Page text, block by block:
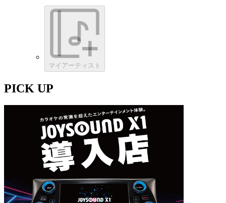
マイアーティスト
PICK UP